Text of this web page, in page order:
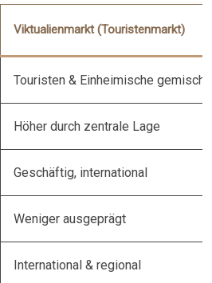
Viktualienmarkt (Touristenmarkt)
Touristen & Einheimische gemischt
Höher durch zentrale Lage
Geschäftig, international
Weniger ausgeprägt
International & regional